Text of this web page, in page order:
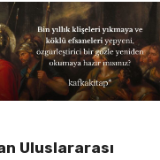
Uluslararası